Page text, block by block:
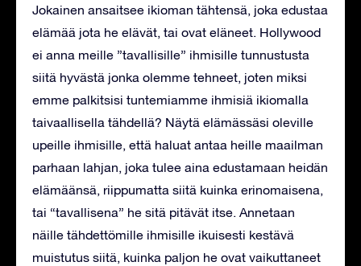
Jokainen ansaitsee ikioman tähtensä, joka edustaa
elämää jota he elävät, tai ovat eläneet. Hollywood
ei anna meille ”tavallisille” ihmisille tunnustusta
siitä hyvästä jonka olemme tehneet, joten miksi
emme palkitsisi tuntemiamme ihmisiä ikiomalla
taivaallisella tähdellä? Näytä elämässäsi oleville
upeille ihmisille, että haluat antaa heille maailman
parhaan lahjan, joka tulee aina edustamaan heidän
elämäänsä, riippumatta siitä kuinka erinomaisena,
tai “tavallisena” he sitä pitävät itse. Annetaan
näille tähdettömille ihmisille ikuisesti kestävä
muistutus siitä, kuinka paljon he ovat vaikuttaneet